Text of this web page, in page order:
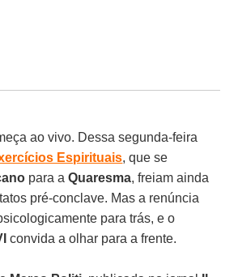
ao vivo. Dessa segunda-feira
Espirituais, que se
para aQuaresma, freiam ainda
pré-conclave. Mas a renúncia
para trás, e o
convida a olhar para a frente.